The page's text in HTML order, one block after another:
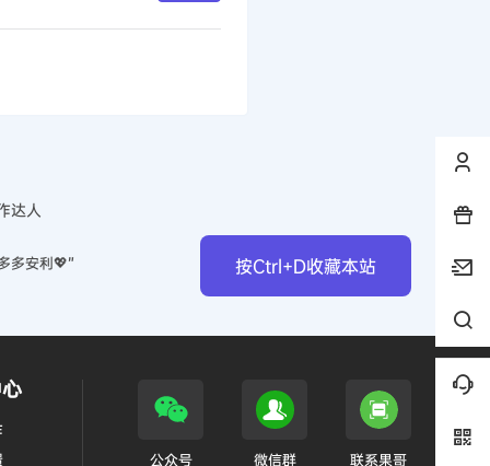
按Ctrl+D收藏本站
达人
多安利💖”
公众号 微信群 联系果哥